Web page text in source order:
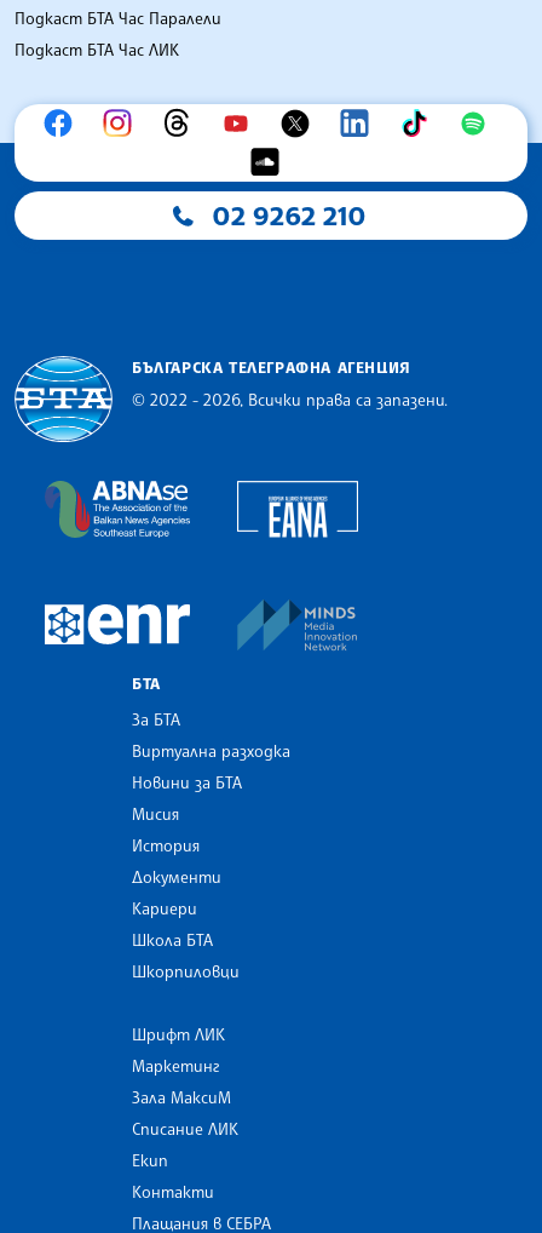
Подкаст БТА Час Паралели
Подкаст БТА Час ЛИК
02 9262 210
БЪЛГАРСКА ТЕЛЕГРАФНА АГЕНЦИЯ
© 2022 - 2026, Всички права са запазени.
The Assocoation of the Balkan News Agencies
European Newsroom
БТА
За БТА
Виртуална разходка
Новини за БТА
Мисия
История
Документи
Кариери
Школа БТА
Шкорпиловци
Шрифт ЛИК
Маркетинг
Зала МаксиМ
Списание ЛИК
Екип
Контакти
Плащания в СЕБРА